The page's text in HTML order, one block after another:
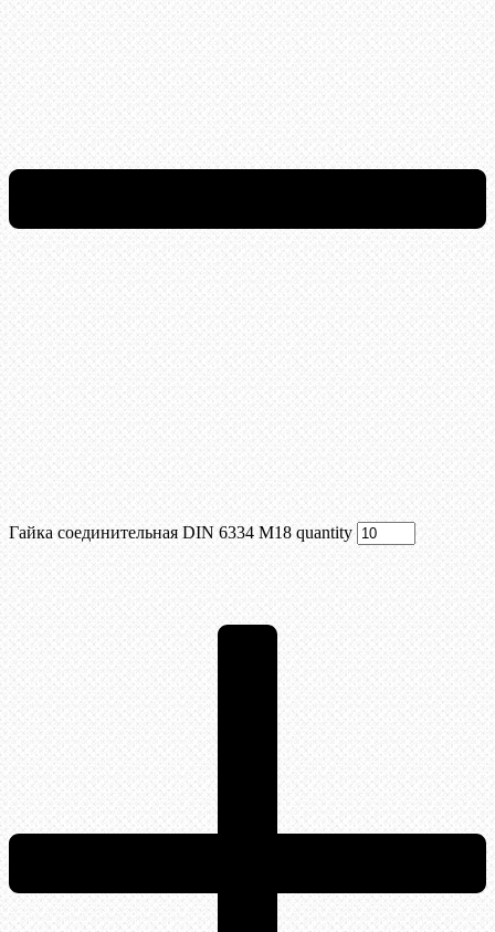
Гайка соединительная DIN 6334 М18 quantity